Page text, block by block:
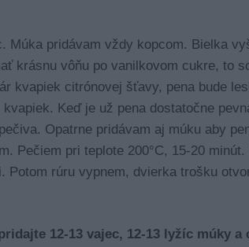
pridávam vždy kopcom. Bielka
krásnu vôňu po vanilkovom cukre, to
kvapiek citrónovej šťavy, pena bude
Keď je už pena dostatočne
Opatrne pridávam aj múku aby
Pečiem pri teplote 200°C, 15-20
rúru vypnem, dvierka trošku
12-13 vajec, 12-13 lyžíc múky a